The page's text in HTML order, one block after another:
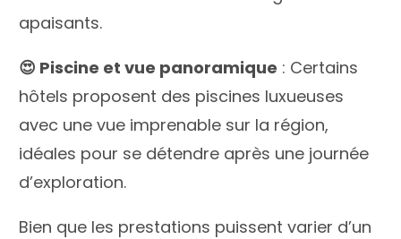
apaisants.
😍 Piscine et vue panoramique : Certains
hôtels proposent des piscines luxueuses
avec une vue imprenable sur la région,
idéales pour se détendre après une journée
d’exploration.
Bien que les prestations puissent varier d’un